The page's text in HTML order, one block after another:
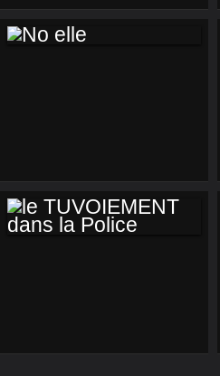
AVAIT PRÉDIT LA
FIN